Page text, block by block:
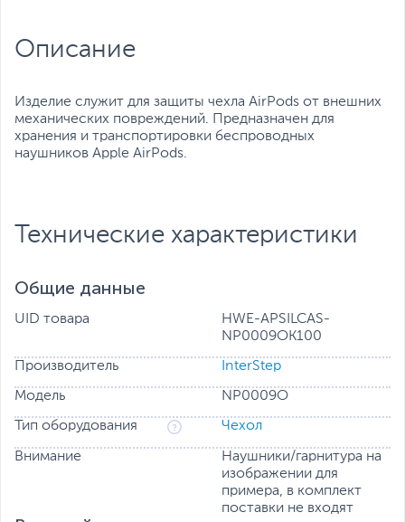
Описание
Изделие служит для защиты чехла AirPods от внешних
механических повреждений. Предназначен для
хранения и транспортировки беспроводных
наушников Apple AirPods.
Технические характеристики
Общие данные
UID товара
HWE-APSILCAS-
NP0009OK100
Производитель InterStep
Модель NP0009O
Тип оборудования Чехол
Внимание
Наушники/гарнитура на
изображении для
примера, в комплект
поставки не входят